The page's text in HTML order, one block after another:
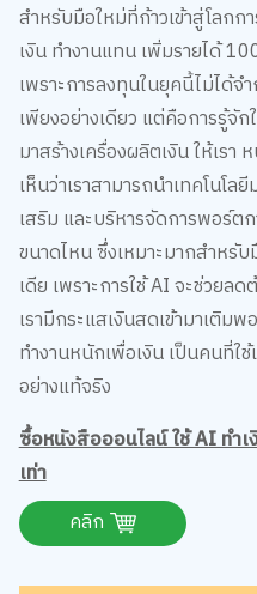
สำหรับมือใหม่ที่ก้าวเข้าสู่โลกก
เงิน ทำงานแทน เพิ่มรายได้
เพราะการลงทุนในยุคนี้ไม่ได้
เพียงอย่างเดียว แต่คือการรู้จั
มาสร้างเครื่องผลิตเงิน ให้เรา
เห็นว่าเราสามารถนำเทคโนโล
เสริม และบริหารจัดการพอร์ต
ขนาดไหน ซึ่งเหมาะมากสำหรั
เดีย เพราะการใช้ AI จะช่วยล
เรามีกระแสเงินสดเข้ามาเติม
ทำงานหนักเพื่อเงิน เป็นคนที่ใ
อย่างแท้จริง
ซื้อหนังสือออนไลน์ ใช้ AI ทำ
เท่า
คลิก